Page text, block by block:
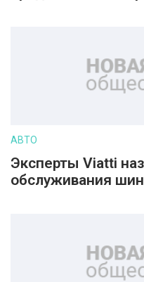
АВТО
Эксперты Viatti
обслуживания шин